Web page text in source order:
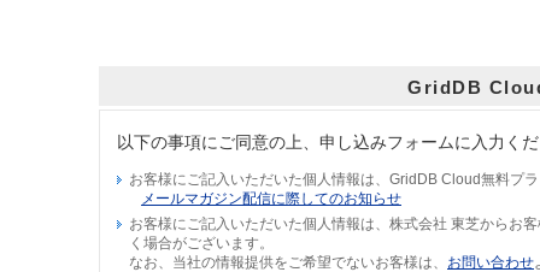
GridDB
以下の事項にご同意の上、申し込みフォームに入力く
お客様にご記入いただいた個人情報は、GridDB Cloud無料プ
メールマガジン配信に際してのお知らせ
お客様にご記入いただいた個人情報は、株式会社 東芝からお
く場合がございます。
なお、当社の情報提供をご希望でないお客様は、 お問い合わせ